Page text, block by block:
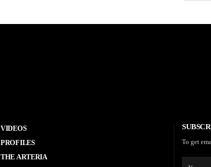
VIDEOS
PROFILES
THE ARTERIA
To get